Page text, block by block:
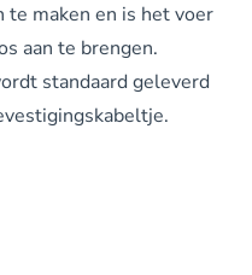
te maken en is het voer
aan te brengen.
standaard geleverd